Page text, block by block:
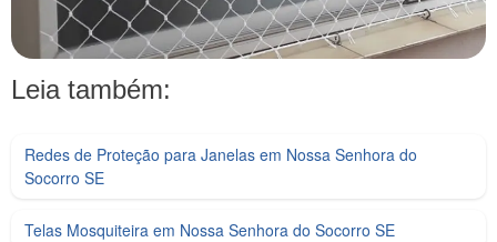
Leia também:
Redes de Proteção para Janelas em Nossa Senhora do
Socorro SE
Telas Mosquiteira em Nossa Senhora do Socorro SE